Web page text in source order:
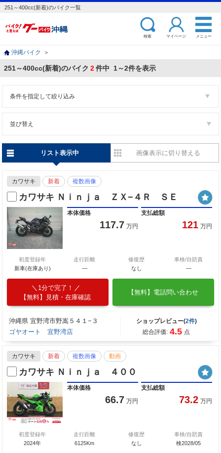
251～400cc(新着)のバイク一覧
検索 マイページ メニュー
沖縄バイク ＞
251～400cc(新着)のバイク 2件中 1～2件を表示
条件を指定して絞り込み
並び替え
リスト表示中 画像表示に切り替える
カワサキ 新着 複数画像
カワサキ Ｎｉｎｊａ ＺＸ−４Ｒ ＳＥ
本体価格
117.7 万円
支払総額
121 万円
初度登録年
新車(在庫あり)
走行距離
―
修復歴
なし
車検/自賠責
―
1分で完了！
【無料】見積・在庫確認
【無料】電話問い合わせ
沖縄県 宜野湾市野嵩５４１−３
ゴヤオート 宜野湾店
ショップレビュー(2件)
総合評価: 4.5 点
カワサキ 新着 複数画像 動画
カワサキ Ｎｉｎｊａ ４００
本体価格
66.7 万円
支払総額
73.2 万円
初度登録年
2024年
走行距離
6125Km
修復歴
なし
車検/自賠責
検2028/05